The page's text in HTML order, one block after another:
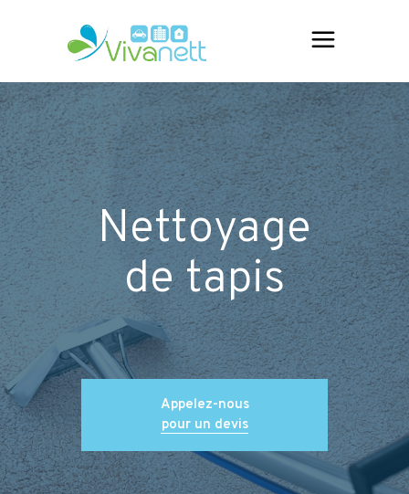
Nettoyage
de tapis
Appelez-nous
pour un devis